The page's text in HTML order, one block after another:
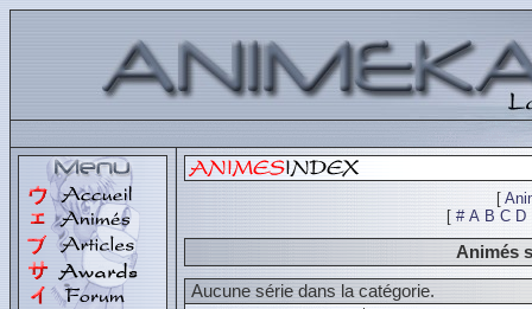
[
[ # A B C D
Animés
Aucune série dans la catégorie.